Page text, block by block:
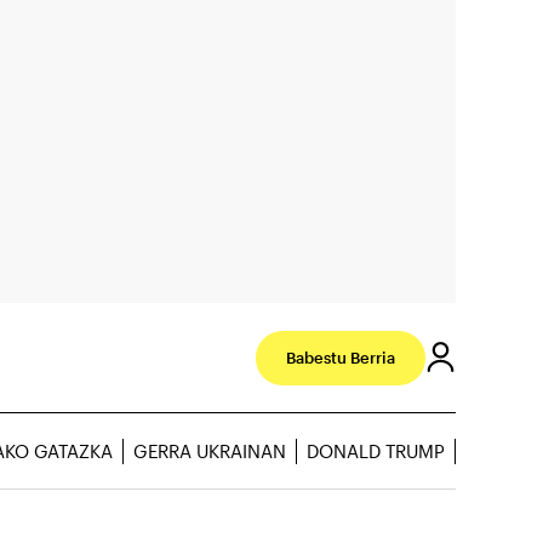
Babestu Berria
GATAZKA GERRA UKRAINAN DONALD TRUMP